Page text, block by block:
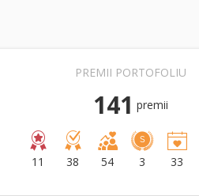
PREMII PORTOFOLIU
141 premii
11 38 54 3 33